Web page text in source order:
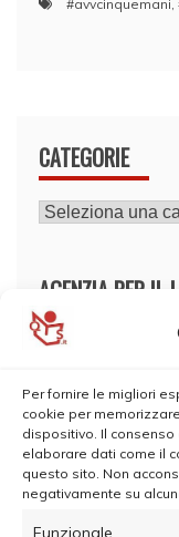
Per fornire le migliori
cookie per
dispositivo. Il
elaborare dati come il
questo sito. Non
negativamente su
Funzionale
#avvcinquemani
CATEGORIE
CATEGORIE
AGENZIA PER IL